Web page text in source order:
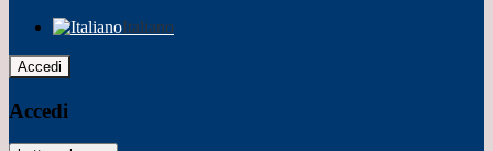
Italiano
Accedi
Accedi